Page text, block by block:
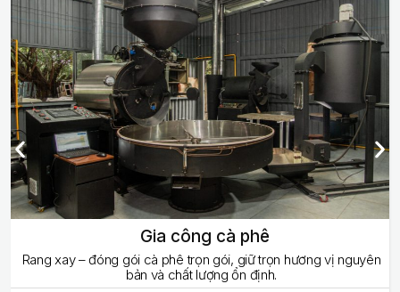
Gia công cà phê
Rang xay – đóng gói cà phê trọn gói, giữ trọn hương vị nguyên
bản và chất lượng ổn định.